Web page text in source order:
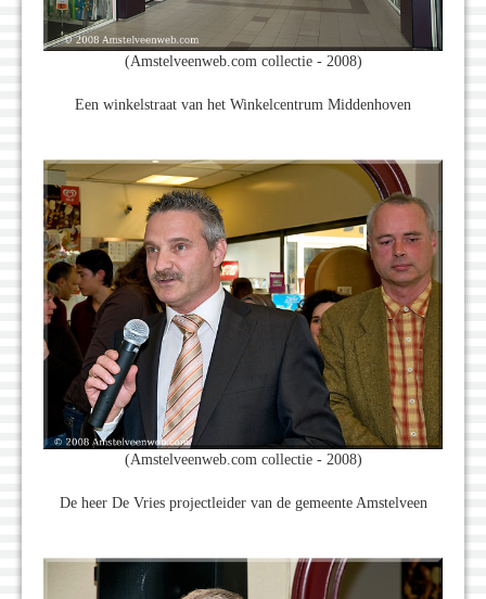
(Amstelveenweb.com collectie - 2008)
Een winkelstraat van het Winkelcentrum Middenhoven
(Amstelveenweb.com collectie - 2008)
De heer De Vries projectleider van de gemeente Amstelveen